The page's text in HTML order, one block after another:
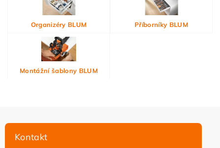
Organizéry BLUM Příborníky BLUM
Montážní šablony BLUM
Kontakt